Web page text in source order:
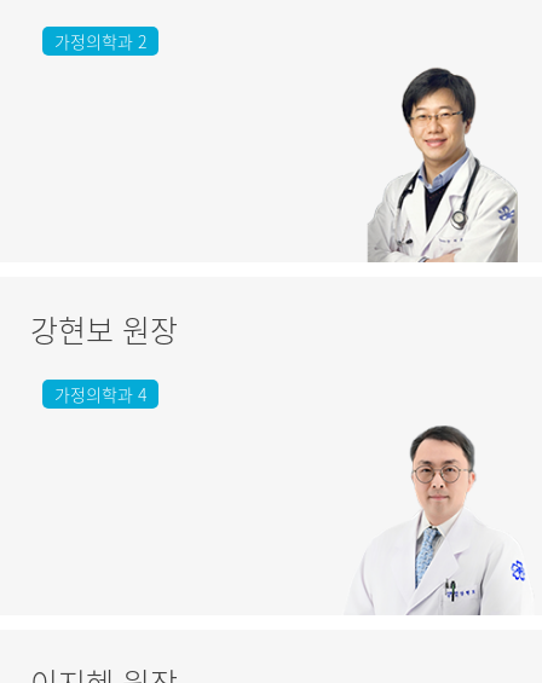
가정의학과 2
강현보 원장
가정의학과 4